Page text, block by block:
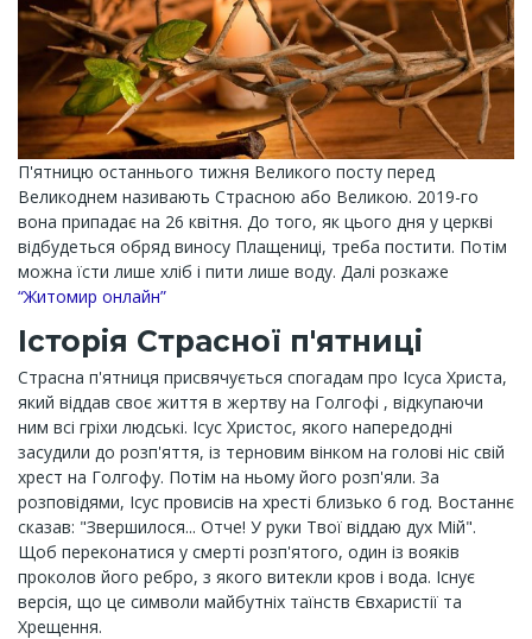
П'ятницю останнього тижня Великого посту перед
Великоднем називають Страсною або Великою. 2019-го
вона припадає на 26 квітня. До того, як цього дня у церкві
відбудеться обряд виносу Плащениці, треба постити. Потім
можна їсти лише хліб і пити лише воду. Далі розкаже
“Житомир онлайн”
Історія Страсної п'ятниці
Страсна п'ятниця присвячується спогадам про Ісуса Христа,
який віддав своє життя в жертву на Голгофі , відкупаючи
ним всі гріхи людські. Ісус Христос, якого напередодні
засудили до розп'яття, із терновим вінком на голові ніс свій
хрест на Голгофу. Потім на ньому його розп'яли. За
розповідями, Ісус провисів на хресті близько 6 год. Востаннє
сказав: "Звершилося... Отче! У руки Твої віддаю дух Мій".
Щоб переконатися у смерті розп'ятого, один із вояків
проколов його ребро, з якого витекли кров і вода. Існує
версія, що це символи майбутніх таїнств Євхаристії та
Хрещення.